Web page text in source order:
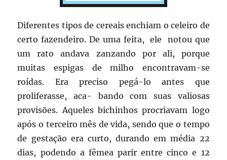
Diferentes tipos de cereais enchiam o celeiro de
certo fazendeiro. De uma feita, ele notou que
um rato andava zanzando por ali, porque
muitas espigas de milho encontravam-se
roídas. Era preciso pegá-lo antes que
proliferasse, aca- bando com suas valiosas
provisões. Aqueles bichinhos procriavam logo
após o terceiro mês de vida, sendo que o tempo
de gestação era curto, durando em média 22
dias, podendo a fêmea parir entre cinco e 12